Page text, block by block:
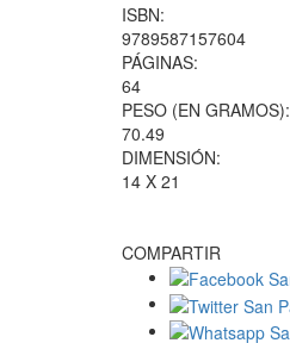
ISBN:
9789587157604
PÁGINAS:
64
PESO (EN GRAMOS):
70.49
DIMENSIÓN:
14 X 21
COMPARTIR